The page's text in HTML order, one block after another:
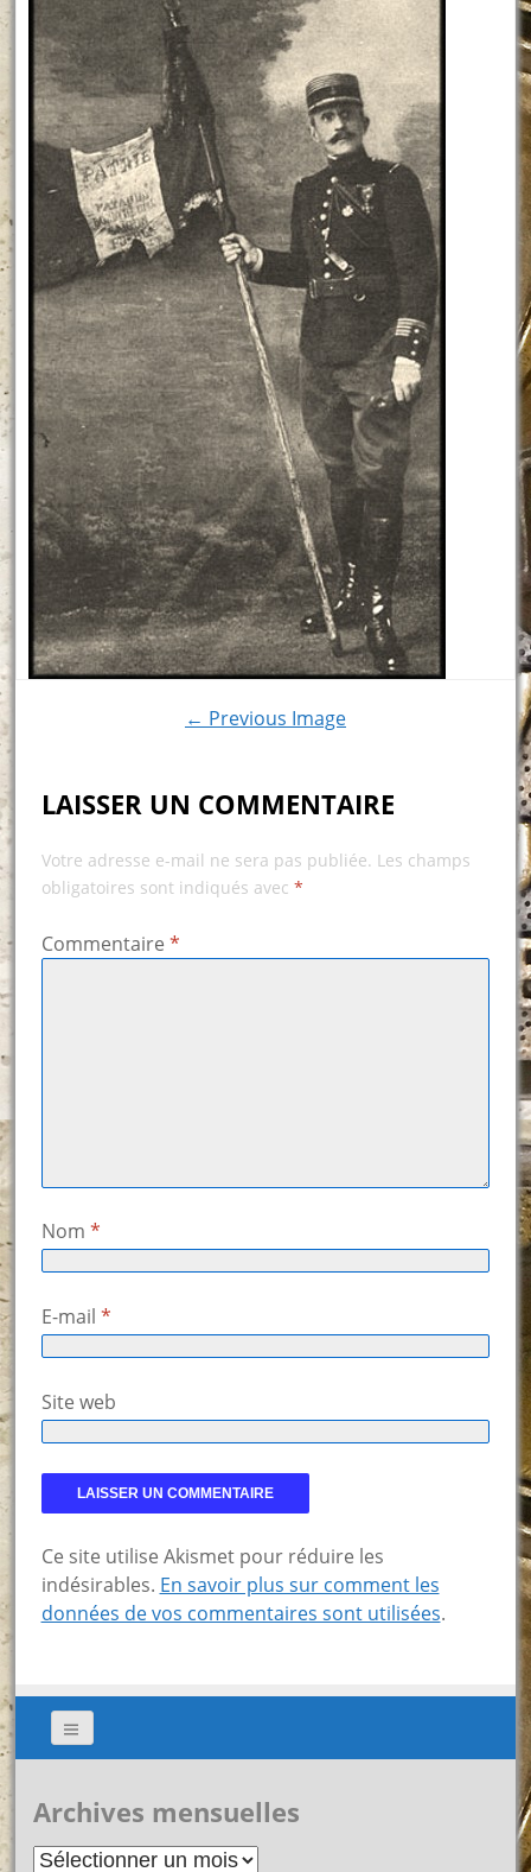
← Previous Image
LAISSER UN COMMENTAIRE
Votre adresse e-mail ne sera pas publiée. Les champs
obligatoires sont indiqués avec *
Commentaire *
Nom *
E-mail *
Site web
Ce site utilise Akismet pour réduire les
indésirables. En savoir plus sur comment les
données de vos commentaires sont utilisées.
Archives mensuelles
Archives